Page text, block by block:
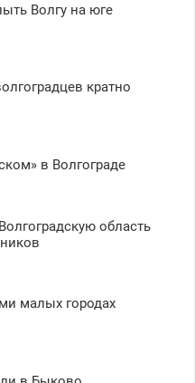
Волгу на юге
кратно
в Волгограде
область
малых городах